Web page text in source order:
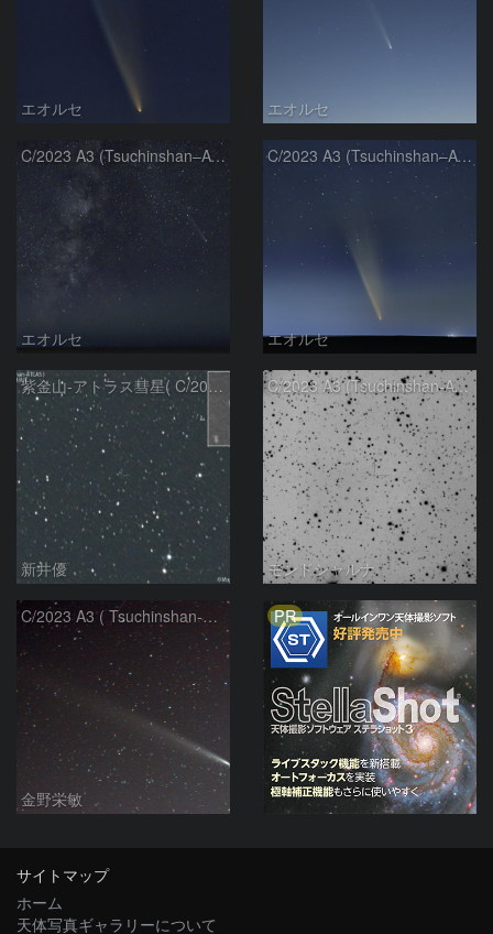
エオルセ エオルセ
C/2023 A3 (Tsuchinshan–ATLAS)と天の川
エオルセ
C/2023 A3 (Tsuchinshan–ATLAS)
エオルセ
紫金山-アトラス彗星( C/2023A3 )：2025/09/16
新井優
C/2023 A3 (Tsuchinshan-ATLAS)
モンドシャルナ
C/2023 A3 ( Tsuchinshan-ATLAS )
金野栄敏
PR
サイトマップ
ホーム
天体写真ギャラリーについて